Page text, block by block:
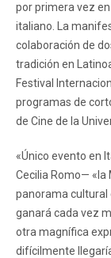
por primera vez
italiano. La
colaboración de
tradición en
Festival
programas de
de Cine de la
«Único evento en
Cecilia Romo— «la
panorama cultural
ganará cada vez
otra magnífica
difícilmente